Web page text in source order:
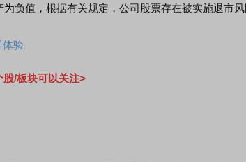
负值，根据有关规定，公司股票存在被实施退市风
体验
/板块可以关注>